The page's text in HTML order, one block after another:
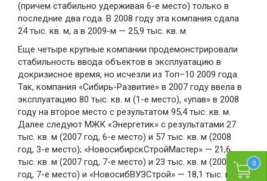
0
(причем стабильно удерживая 6-е место) только в
последние два года. В 2008 году эта компания сдала
24 тыс. кв. м, а в 2009-м — 25,9 тыс. кв. м.
Еще четыре крупные компании продемонстрировали
стабильность ввода объектов в эксплуатацию в
докризисное время, но исчезли из Топ–10 2009 года.
Так, компания «Сибирь-Развитие» в 2007 году ввела в
эксплуатацию 80 тыс. кв. м (1-е место), «упав» в 2008
году на второе место с результатом 95,4 тыс. кв. м.
Далее следуют МЖК «Энергетик» с результатами 27
тыс. кв. м (2007 год, 6-е место) и 57 тыс. кв. м (2008
год, 3-е место); «НовосибирскСтройМастер» — 21,6
тыс. кв. м (2007 год, 7-е место) и 23 тыс. кв. м (2008
год, 7-е место) и «НовосибВУЗСтрой» — 18,1 тыс. кв. м